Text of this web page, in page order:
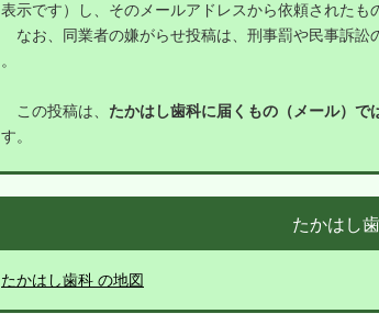
表示です）し、そのメールアドレスから依頼されたも
なお、同業者の嫌がらせ投稿は、刑事罰や民事訴訟
。
この投稿は、 たかはし歯科に届くもの（メール）で
す。
たかはし
たかはし歯科 の地図